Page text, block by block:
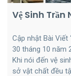
Vệ Sinh Trần
Cập nhật Bài Viết
30 tháng 10 năm
Khi nói đến vệ
sở vật chất đều